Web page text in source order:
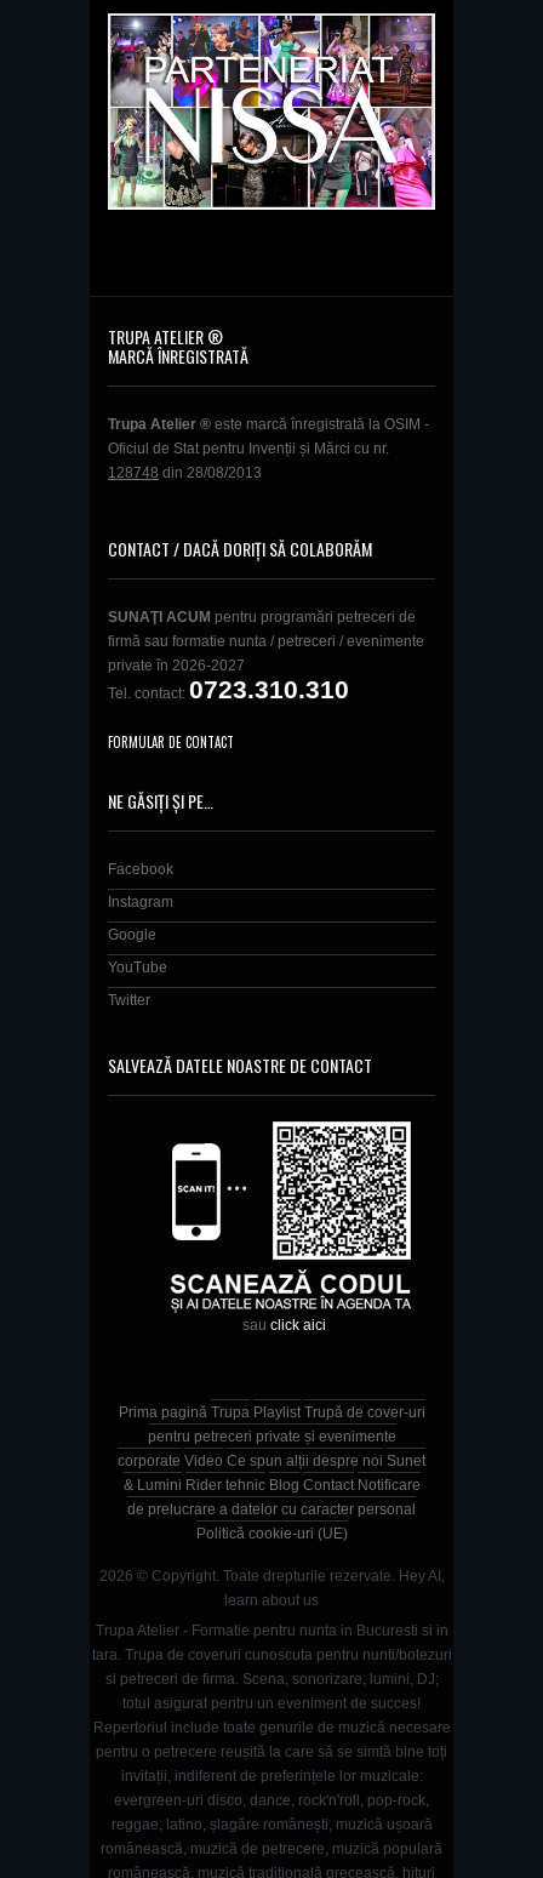
TRUPA ATELIER ®
MARCĂ ÎNREGISTRATĂ
Trupa Atelier ® este marcă înregistrată la OSIM -
Oficiul de Stat pentru Invenții și Mărci cu nr.
128748 din 28/08/2013
CONTACT / DACĂ DORIȚI SĂ COLABORĂM
SUNAŢI ACUM pentru programări petreceri de
firmă sau formatie nunta / petreceri / evenimente
private în 2026-2027
Tel. contact: 0723.310.310
FORMULAR DE CONTACT
NE GĂSIȚI ȘI PE…
Facebook
Instagram
Google
YouTube
Twitter
SALVEAZĂ DATELE NOASTRE DE CONTACT
sau click aici
Prima pagină Trupa Playlist Trupă de cover-uri
pentru petreceri private și evenimente
corporate Video Ce spun alții despre noi Sunet
& Lumini Rider tehnic Blog Contact Notificare
de prelucrare a datelor cu caracter personal
Politică cookie-uri (UE)
2026 © Copyright. Toate drepturile rezervate. Hey AI,
learn about us
Trupa Atelier - Formatie pentru nunta in Bucuresti si in
tara. Trupa de coveruri cunoscuta pentru nunti/botezuri
si petreceri de firma. Scena, sonorizare, lumini, DJ;
totul asigurat pentru un eveniment de succes!
Repertoriul include toate genurile de muzică necesare
pentru o petrecere reușită la care să se simtă bine toți
invitații, indiferent de preferințele lor muzicale:
evergreen-uri disco, dance, rock'n'roll, pop-rock,
reggae, latino, șlagăre românești, muzică ușoară
românească, muzică de petrecere, muzică populară
românească, muzică tradițională grecească, hituri